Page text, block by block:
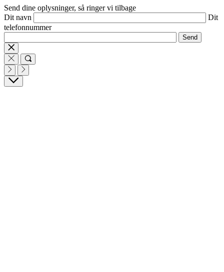
Send dine oplysninger, så ringer vi tilbage
Dit navn
Dit
telefonnummer